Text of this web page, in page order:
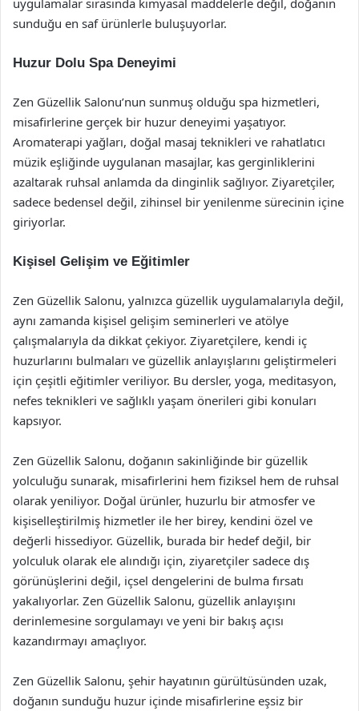
uygulamalar sırasında kimyasal maddelerle değil, doğanın
sunduğu en saf ürünlerle buluşuyorlar.
Huzur Dolu Spa Deneyimi
Zen Güzellik Salonu’nun sunmuş olduğu spa hizmetleri,
misafirlerine gerçek bir huzur deneyimi yaşatıyor.
Aromaterapi yağları, doğal masaj teknikleri ve rahatlatıcı
müzik eşliğinde uygulanan masajlar, kas gerginliklerini
azaltarak ruhsal anlamda da dinginlik sağlıyor. Ziyaretçiler,
sadece bedensel değil, zihinsel bir yenilenme sürecinin içine
giriyorlar.
Kişisel Gelişim ve Eğitimler
Zen Güzellik Salonu, yalnızca güzellik uygulamalarıyla değil,
aynı zamanda kişisel gelişim seminerleri ve atölye
çalışmalarıyla da dikkat çekiyor. Ziyaretçilere, kendi iç
huzurlarını bulmaları ve güzellik anlayışlarını geliştirmeleri
için çeşitli eğitimler veriliyor. Bu dersler, yoga, meditasyon,
nefes teknikleri ve sağlıklı yaşam önerileri gibi konuları
kapsıyor.
Zen Güzellik Salonu, doğanın sakinliğinde bir güzellik
yolculuğu sunarak, misafirlerini hem fiziksel hem de ruhsal
olarak yeniliyor. Doğal ürünler, huzurlu bir atmosfer ve
kişiselleştirilmiş hizmetler ile her birey, kendini özel ve
değerli hissediyor. Güzellik, burada bir hedef değil, bir
yolculuk olarak ele alındığı için, ziyaretçiler sadece dış
görünüşlerini değil, içsel dengelerini de bulma fırsatı
yakalıyorlar. Zen Güzellik Salonu, güzellik anlayışını
derinlemesine sorgulamayı ve yeni bir bakış açısı
kazandırmayı amaçlıyor.
Zen Güzellik Salonu, şehir hayatının gürültüsünden uzak,
doğanın sunduğu huzur içinde misafirlerine eşsiz bir